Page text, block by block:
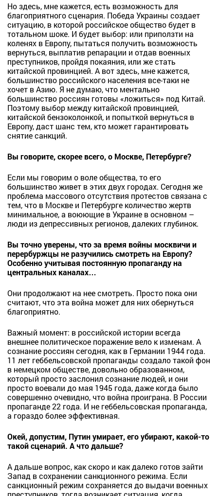
Но здесь, мне кажется, есть возможность для
благоприятного сценария. Победа Украины создает
ситуацию, в которой российское общество будет в
тотальном шоке. И будет выбор: или приползти на
коленях в Европу, пытаться получить возможность
вернуться, выплатив репарации и отдав военных
преступников, пройдя покаяния, или же стать
китайской провинцией. А вот здесь, мне кажется,
большинство российского населения все-таки не
хочет в Азию. Я не думаю, что ментально
большинство россиян готовы «ложиться» под Китай.
Поэтому выбор между китайской провинцией,
китайской бензоколонкой, и попыткой вернуться в
Европу, даст шанс тем, кто может гарантировать
снятие санкций.
Вы говорите, скорее всего, о Москве, Петербурге?
Если мы говорим о воле общества, то его
большинство живет в этих двух городах. Сегодня же
проблема массового отсутствия протестов связана с
тем, что в Москве и Петербурге количество жертв
минимальное, а воюющие в Украине в основном –
люди из депрессивных регионов, далеких глубинок.
Вы точно уверены, что за время войны москвичи и
перербуржцы не разучились смотреть на Европу?
Особенно учитывая постоянную пропаганду на
центральных каналах…
Они продолжают на нее смотреть. Просто пока они
считают, что эта война может для них обернуться
благоприятно.
Важный момент: в российской истории всегда
внешнее политическое поражение вело к изменам. А
сознание россиян сегодня, как в Германии 1944 года.
11 лет геббельсовской пропаганды создало такой фон
в немецком обществе, довольно образованном,
который просто заслонил сознание людей, и они
просто воевали до мая 1945 года, даже когда было
совершенно очевидно, что война проиграна. В России
пропаганде 22 года. И не геббельсовская пропаганда,
а гораздо более эффективная.
Окей, допустим, Путин умирает, его убирают, какой-то
такой сценарий. А что дальше?
А дальше вопрос, как скоро и как далеко готов зайти
Запад в сохранении санкционного режима. Если
санкционный режим сохраняется до выдачи военных